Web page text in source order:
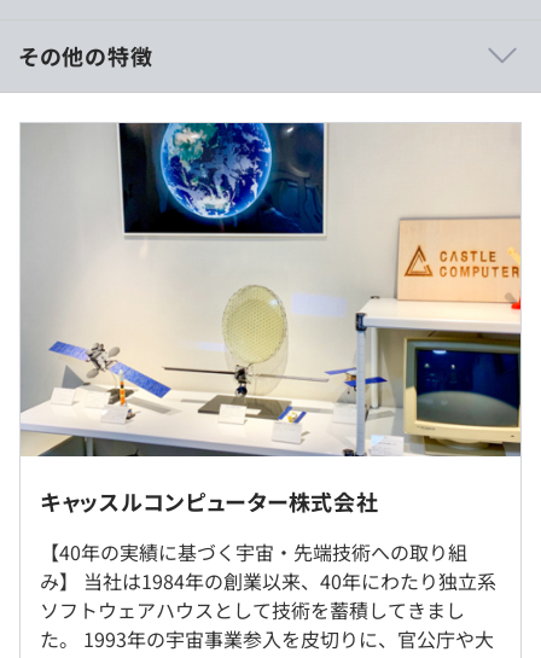
セキュリティの高い業務の為、お客様先での常駐業務とな
ります
府中市か鎌倉市となります
勤務地詳細は面談の中でお伝えします
就業場所の変更範囲
＜雇入時＞
月給 23万円 〜 45万円
※基本給・一律手当の総額
固定残業代：なし
【一律手当】
全員に一律で支払われる通勤・皆勤・家族手当金額：あり
（給与形態と同じ単位で支給）
1ヶ月あたり0円 〜 2万5000円
全員に一律で支払われるその他手当金額：あり（給与形態
と同じ単位で支給）
1ヶ月あたり0円 〜 4万5000円
交通費/月2.5万円迄
利益賞与/業績による
その他/残業、役職、出張他
【昇給】
その他の特徴
キャッスルコンピューター株式会社
【40年の実績に基づく宇宙・先端技術への取り組
み】 当社は1984年の創業以来、40年にわたり独立系
ソフトウェアハウスとして技術を蓄積してきまし
た。 1993年の宇宙事業参入を皮切りに、官公庁や大